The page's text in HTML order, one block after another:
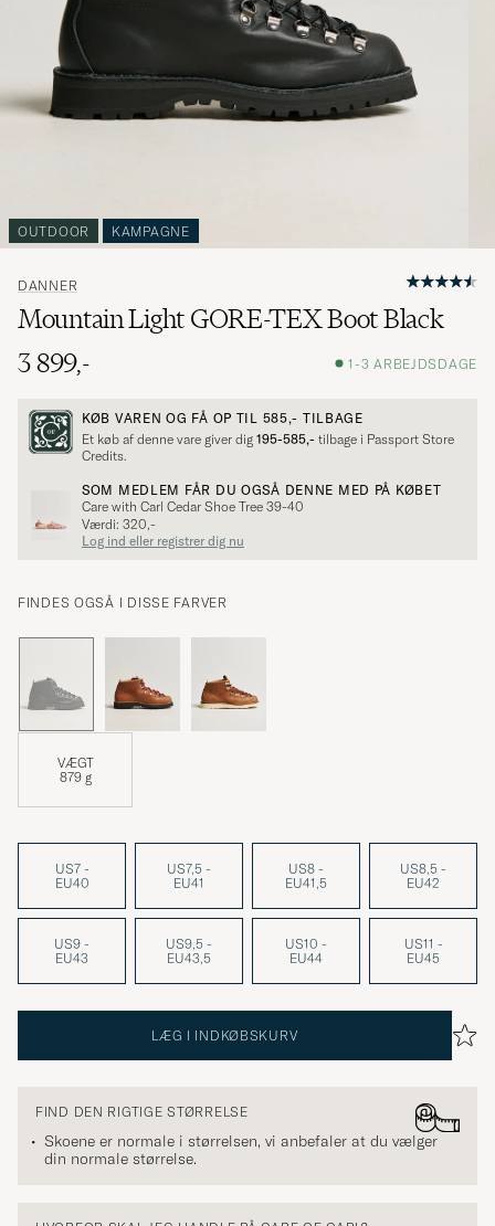
OUTDOOR KAMPAGNE
DANNER
Mountain Light GORE-TEX Boot Black
3 899,-
1-3 ARBEJDSDAGE
KØB VAREN OG FÅ OP TIL 585,- TILBAGE
Et køb af denne vare giver dig 195-585,- tilbage i Passport Store
Credits.
SOM MEDLEM FÅR DU OGSÅ DENNE MED PÅ KØBET
Care with Carl Cedar Shoe Tree 39-40
Værdi: 320,-
Log ind eller registrer dig nu
FINDES OGSÅ I DISSE FARVER
VÆGT
879 g
US7 -
EU40
US7,5 -
EU41
US8 -
EU41,5
US8,5 -
EU42
US9 -
EU43
US9,5 -
EU43,5
US10 -
EU44
US11 -
EU45
LÆG I INDKØBSKURV
FIND DEN RIGTIGE STØRRELSE
Skoene er normale i størrelsen, vi anbefaler at du vælger
din normale størrelse.